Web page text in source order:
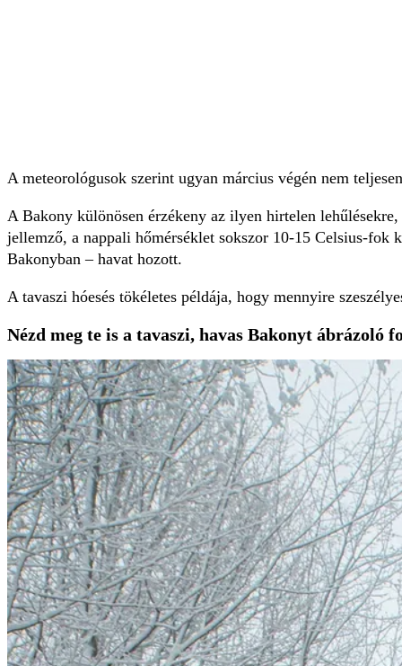
A meteorológusok szerint ugyan március végén nem
A Bakony különösen érzékeny az ilyen hirtelen
jellemző, a nappali hőmérséklet sokszor 10-15 Celsius-fok
Bakonyban – havat hozott.
A tavaszi hóesés tökéletes példája, hogy mennyire
Nézd meg te is a tavaszi, havas Bakonyt